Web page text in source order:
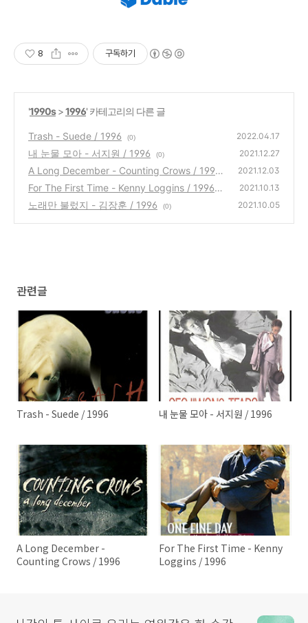
8 구독하기
'1990s>1996' 카테고리의 다른 글
Trash - Suede / 1996 (0) 2022.04.17
내 눈물 모아 - 서지원 / 1996 (0) 2021.12.27
A Long December - Counting Crows / 1996
(0)
2021.12.03
For The First Time - Kenny Loggins / 1996
(0)
2021.10.13
노래만 불렀지 - 김장훈 / 1996 (0) 2021.10.05
관련글
Trash - Suede / 1996 내 눈물 모아 - 서지원 / 1996
A Long December -
Counting Crows / 1996
For The First Time - Kenny
Loggins / 1996